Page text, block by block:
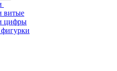
витые
цифры